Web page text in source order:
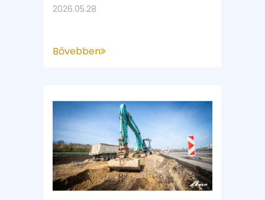
2026.05.28
Bővebben